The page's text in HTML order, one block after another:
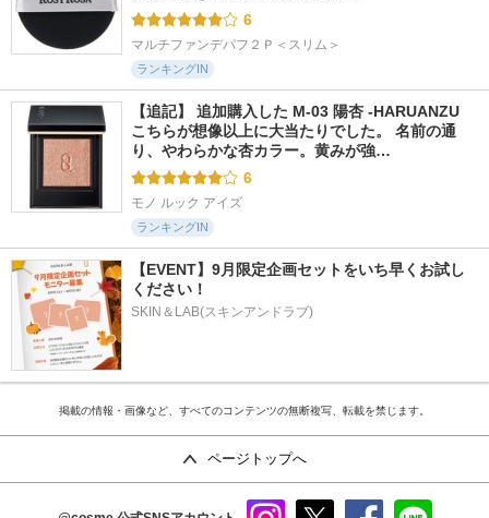
6
マルチファンデパフ２Ｐ＜スリム＞
ランキングIN
【追記】 追加購入した M-03 陽杏 -HARUANZU
こちらが想像以上に大当たりでした。 名前の通
り、やわらかな杏カラー。黄みが強…
6
モノ ルック アイズ
ランキングIN
【EVENT】9月限定企画セットをいち早くお試し
ください！
SKIN＆LAB(スキンアンドラブ)
掲載の情報・画像など、すべてのコンテンツの無断複写、転載を禁じます。
ページトップへ